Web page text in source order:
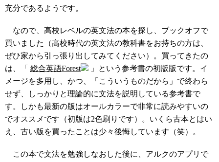
充分であるようです。
なので、高校レベルの英文法の本を探し、ブックオフで
買いました（高校時代の英文法の教科書をお持ちの方は、
ぜひ家から引っ張り出してみてください）。買ってきたの
は、「 総合英語Forest
」という参考書の初版版です。イ
メージを多用し、かつ、「こういうものだから」で終わら
せず、しっかりと理論的に文法を説明している参考書で
す。しかも最新の版はオールカラーで非常に読みやすいの
でオススメです（初版は2色刷りです）。いくら古本とはい
え、古い版を買ったことは少々後悔しています（笑）。
この本で文法を勉強しなおした後に、アルクのアプリで